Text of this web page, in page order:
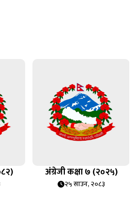
अंग्रेजी कक्षा ७ (२०२५)
२५ साउन, २०८३